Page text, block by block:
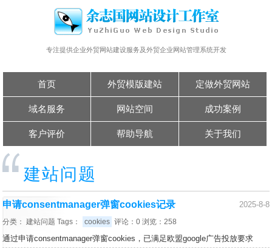
专注提供企业外贸网站建设服务及外贸企业网站管理系统开发
首页 外贸模版建站 定做外贸网站
域名服务 网站空间 成功案例
客户评价 帮助导航 关于我们
建站问题
2025-8-8
申请consentmanager弹窗cookies记录
分类：建站问题 Tags： cookies 评论：0 浏览：258
通过申请consentmanager弹窗cookies，已满足欧盟google广告投放要求